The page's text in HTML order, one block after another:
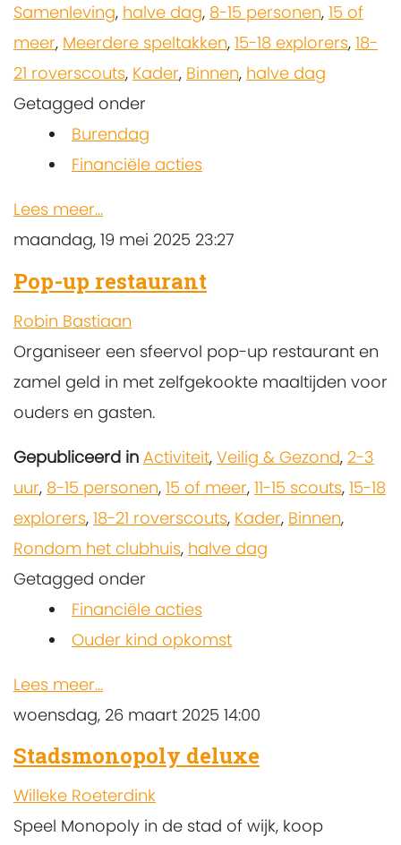
Samenleving, halve dag, 8-15 personen, 15 of
meer, Meerdere speltakken, 15-18 explorers, 18-
21 roverscouts, Kader, Binnen, halve dag
Getagged onder
Burendag
Financiële acties
Lees meer...
maandag, 19 mei 2025 23:27
Pop-up restaurant
Robin Bastiaan
Organiseer een sfeervol pop-up restaurant en
zamel geld in met zelfgekookte maaltijden voor
ouders en gasten.
Gepubliceerd in Activiteit, Veilig & Gezond, 2-3
uur, 8-15 personen, 15 of meer, 11-15 scouts, 15-18
explorers, 18-21 roverscouts, Kader, Binnen,
Rondom het clubhuis, halve dag
Getagged onder
Financiële acties
Ouder kind opkomst
Lees meer...
woensdag, 26 maart 2025 14:00
Stadsmonopoly deluxe
Willeke Roeterdink
Speel Monopoly in de stad of wijk, koop